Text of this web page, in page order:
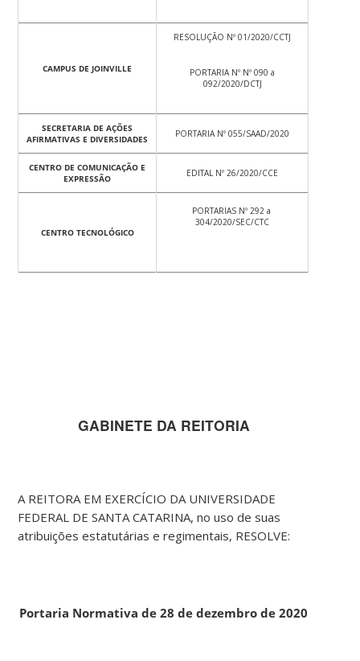
CAMPUS DE JOINVILLE
RESOLUÇÃO Nº 01/2020/CCTJ
PORTARIA Nº Nº 090 a
092/2020/DCTJ
SECRETARIA DE AÇÕES
AFIRMATIVAS E DIVERSIDADES
PORTARIA Nº 055/SAAD/2020
CENTRO DE COMUNICAÇÃO E
EXPRESSÃO
EDITAL Nº 26/2020/CCE
CENTRO TECNOLÓGICO
PORTARIAS Nº 292 a
304/2020/SEC/CTC
GABINETE DA REITORIA
A REITORA EM EXERCÍCIO DA UNIVERSIDADE
FEDERAL DE SANTA CATARINA, no uso de suas
atribuições estatutárias e regimentais, RESOLVE:
Portaria Normativa de 28 de dezembro de 2020